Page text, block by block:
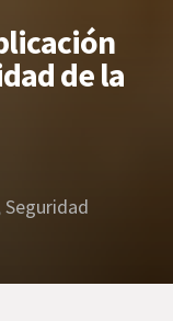
de la
Seguridad